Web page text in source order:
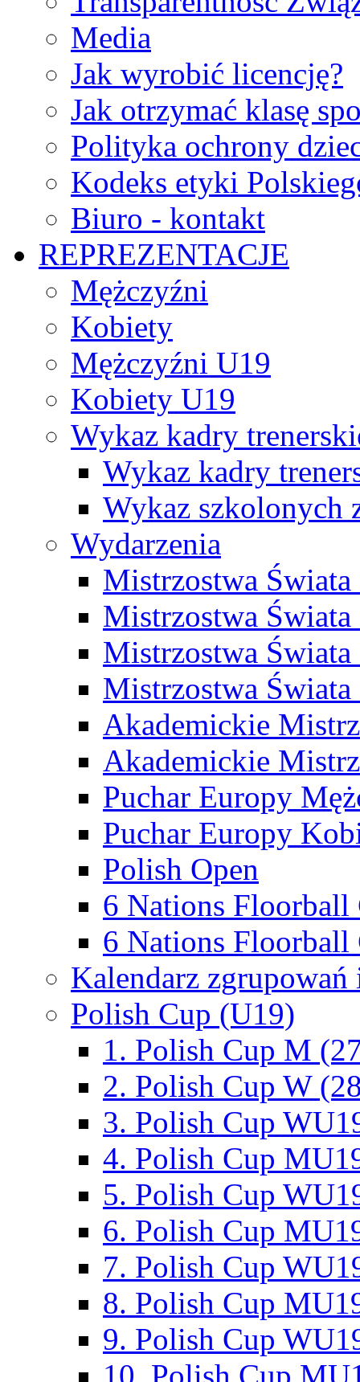
Media
Jak wyrobić licencję?
Jak otrzymać klasę
Polityka ochrony
Kodeks etyki
Biuro - kontakt
REPREZENTACJE
Mężczyźni
Kobiety
Mężczyźni U19
Kobiety U19
Wykaz kadry
Wykaz kadry
Wykaz szkolonych
Wydarzenia
Mistrzostwa
Mistrzostwa
Mistrzostwa
Mistrzostwa
Akademickie
Akademickie
Puchar Europy
Puchar Europy
Polish Open
6 Nations Floorball
6 Nations Floorball
Kalendarz
Polish Cup (U19)
1. Polish Cup M
2. Polish Cup W
3. Polish Cup
4. Polish Cup
5. Polish Cup
6. Polish Cup
7. Polish Cup
8. Polish Cup
9. Polish Cup
10. Polish Cup